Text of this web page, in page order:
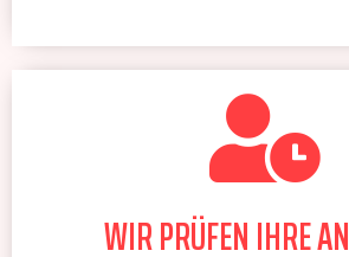
WIR PRÜFEN IHRE